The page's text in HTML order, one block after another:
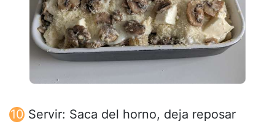
Servir: Saca del horno, deja reposar